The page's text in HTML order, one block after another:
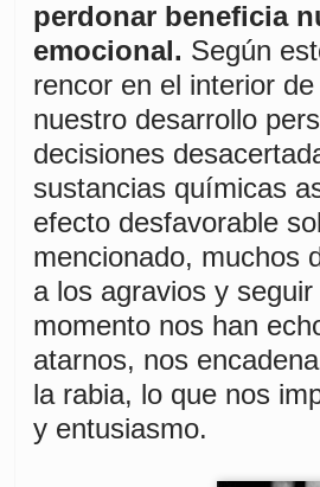
perdonar beneficia
emocional. Según
rencor en el interior
nuestro desarrollo
decisiones
sustancias químicas
efecto desfavorable
mencionado, muchos
a los agravios y
momento nos han
atarnos, nos
la rabia, lo que nos
y entusiasmo.